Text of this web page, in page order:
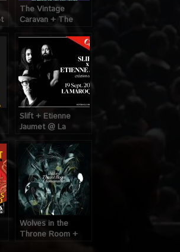
The Vintage
Caravan + The
Black Mirrors @
O’Sullivans
Backstage by the
Mills (Paris), le 30
Août 2019
Slift + Etienne
Jaumet @ La
Maroquinerie
(Paris), le 19
Septembre 2022
Wolves in the
Throne Room +